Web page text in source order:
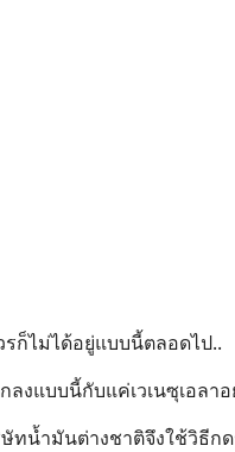
ก็ไม่ได้อยู่แบบนี้ตลอดไป..
งแบบนี้กับแค่เวเนซุเอลา
ทน้ำมันต่างชาติจึงใช้วิธีก